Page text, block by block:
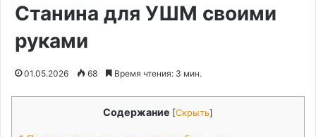
Станина для УШМ своими
руками
01.05.2026 68 Время чтения: 3 мин.
Содержание [Скрыть]